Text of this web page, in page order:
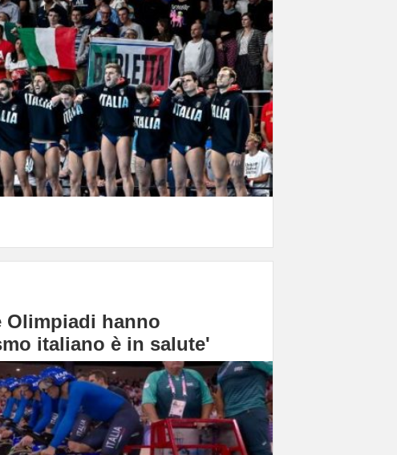
Olimpiadi hanno
italiano è in salute'